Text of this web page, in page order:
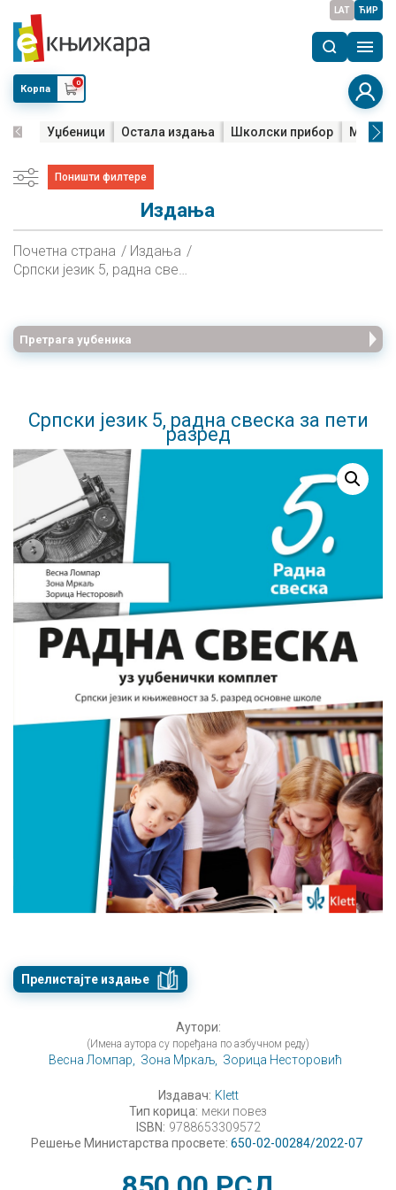
LAT ЋИР
Корпа
0
Уџбеници Остала издања Школски прибор Мала
Поништи филтере
Издања
Почетна страна
Издања
Српски језик 5, радна свеска за пети разред
Претрага уџбеника
Прелистајте издање
Српски језик 5, радна свеска за пети
разред
Аутори:
(Имена аутора су поређана по азбучном реду)
Весна Ломпар, Зона Мркаљ, Зорица Несторовић
Издавач: Klett
Тип корица: меки повез
ISBN: 9788653309572
Решење Министарства просвете: 650-02-00284/2022-07